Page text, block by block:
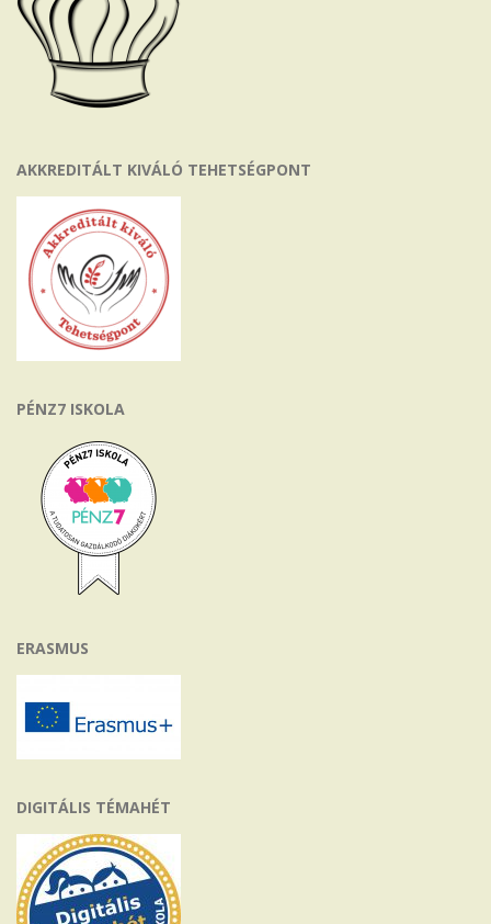
AKKREDITÁLT KIVÁLÓ TEHETSÉGPONT
PÉNZ7 ISKOLA
ERASMUS
DIGITÁLIS TÉMAHÉT